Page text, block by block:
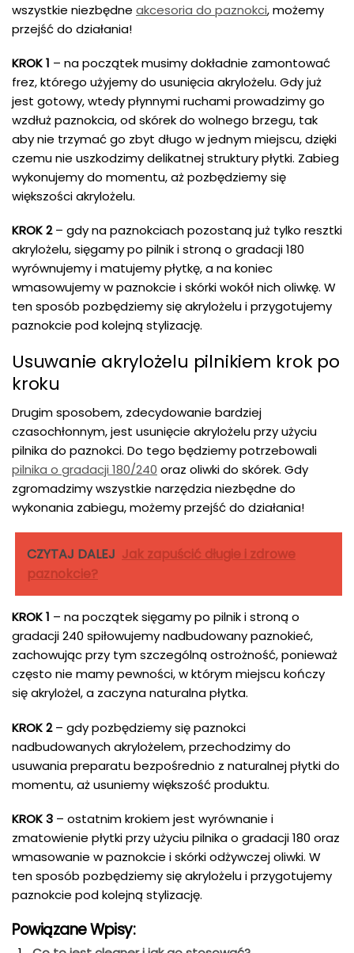
wszystkie niezbędne akcesoria do paznokci, możemy
przejść do działania!
KROK 1 – na początek musimy dokładnie zamontować
frez, którego użyjemy do usunięcia akrylożelu. Gdy już
jest gotowy, wtedy płynnymi ruchami prowadzimy go
wzdłuż paznokcia, od skórek do wolnego brzegu, tak
aby nie trzymać go zbyt długo w jednym miejscu, dzięki
czemu nie uszkodzimy delikatnej struktury płytki. Zabieg
wykonujemy do momentu, aż pozbędziemy się
większości akrylożelu.
KROK 2– gdy na paznokciach pozostaną już tylko resztki
akrylożelu, sięgamy po pilnik i stroną o gradacji 180
wyrównujemy i matujemy płytkę, a na koniec
wmasowujemy w paznokcie i skórki wokół nich oliwkę. W
ten sposób pozbędziemy się akrylożelu i przygotujemy
paznokcie pod kolejną stylizację.
Usuwanie akrylożelu pilnikiem krok po
kroku
Drugim sposobem, zdecydowanie bardziej
czasochłonnym, jest usunięcie akrylożelu przy użyciu
pilnika do paznokci. Do tego będziemy potrzebowali
pilnika o gradacji 180/240 oraz oliwki do skórek. Gdy
zgromadzimy wszystkie narzędzia niezbędne do
wykonania zabiegu, możemy przejść do działania!
CZYTAJ DALEJ Jak zapuścić długie i zdrowe
paznokcie?
KROK 1 – na początek sięgamy po pilnik i stroną o
gradacji 240 spiłowujemy nadbudowany paznokieć,
zachowując przy tym szczególną ostrożność, ponieważ
często nie mamy pewności, w którym miejscu kończy
się akrylożel, a zaczyna naturalna płytka.
KROK 2– gdy pozbędziemy się paznokci
nadbudowanych akrylożelem, przechodzimy do
usuwania preparatu bezpośrednio z naturalnej płytki do
momentu, aż usuniemy większość produktu.
KROK 3 – ostatnim krokiem jest wyrównanie i
zmatowienie płytki przy użyciu pilnika o gradacji 180 oraz
wmasowanie w paznokcie i skórki odżywczej oliwki. W
ten sposób pozbędziemy się akrylożelu i przygotujemy
paznokcie pod kolejną stylizację.
Powiązane Wpisy: